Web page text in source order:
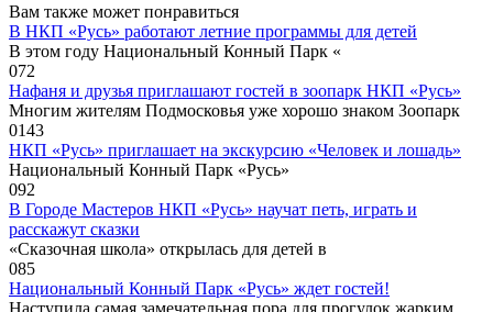
Вам также может понравиться
В НКП «Русь» работают летние программы для детей
В этом году Национальный Конный Парк «
072
Нафаня и друзья приглашают гостей в зоопарк НКП «Русь»
Многим жителям Подмосковья уже хорошо знаком Зоопарк
0143
НКП «Русь» приглашает на экскурсию «Человек и лошадь»
Национальный Конный Парк «Русь»
092
В Городе Мастеров НКП «Русь» научат петь, играть и
расскажут сказки
«Сказочная школа» открылась для детей в
085
Национальный Конный Парк «Русь» ждет гостей!
Наступила самая замечательная пора для прогулок жарким